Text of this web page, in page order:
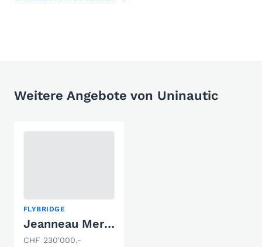
Weitere Angebote von Uninautic
FLYBRIDGE
Jeanneau Merry Fisher 1095 Fly
CHF 230'000.-